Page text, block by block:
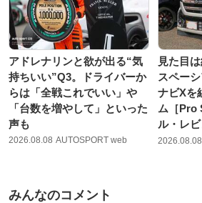
アドレナリンと欲が出る“気
持ちいい”Q3。ドライバーか
らは「全戦これでいい」や
「台数を増やして」といった
声も
2026.08.08 AUTOSPORT web
見た目
スペー
ナビXを
ム［Pro
ル・レ
2026.08.08
みんなのコメント